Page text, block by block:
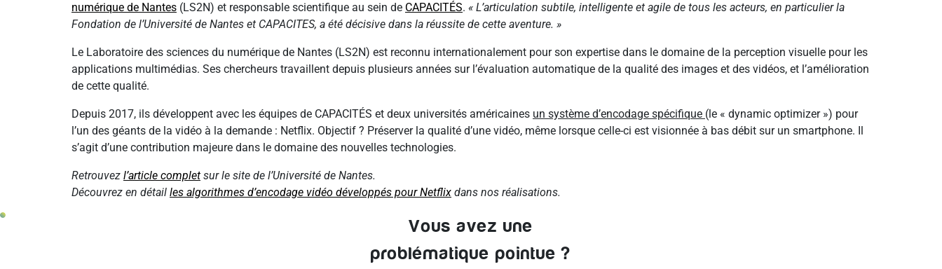
numérique de Nantes (LS2N) et responsable scientifique au sein de CAPACITÉS. « L’articulation subtile, intelligente et agile de tous les acteurs, en particulier la
Fondation de l’Université de Nantes et CAPACITES, a été décisive dans la réussite de cette aventure. »
Le Laboratoire des sciences du numérique de Nantes (LS2N) est reconnu internationalement pour son expertise dans le domaine de la perception visuelle pour les
applications multimédias. Ses chercheurs travaillent depuis plusieurs années sur l’évaluation automatique de la qualité des images et des vidéos, et l’amélioration
de cette qualité.
Depuis 2017, ils développent avec les équipes de CAPACITÉS et deux universités américaines un système d’encodage spécifique (le « dynamic optimizer ») pour
l’un des géants de la vidéo à la demande : Netflix. Objectif ? Préserver la qualité d’une vidéo, même lorsque celle-ci est visionnée à bas débit sur un smartphone. Il
s’agit d’une contribution majeure dans le domaine des nouvelles technologies.
Retrouvez l’article complet sur le site de l’Université de Nantes.
Découvrez en détail les algorithmes d’encodage vidéo développés pour Netflix dans nos réalisations.
Vous avez une
problématique pointue ?